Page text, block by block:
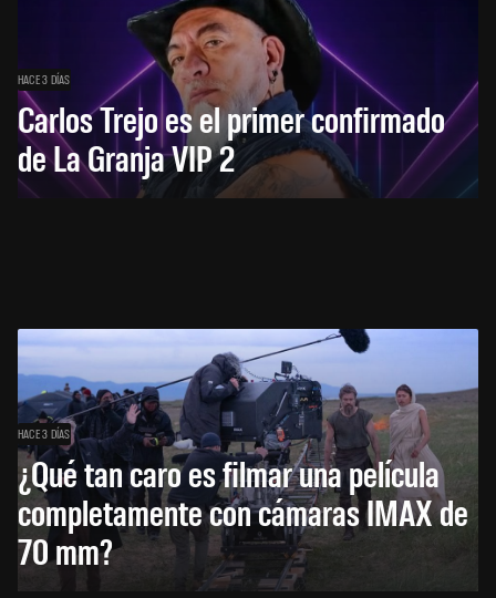
HACE 3 DÍAS
Carlos Trejo es el primer confirmado
de La Granja VIP 2
HACE 3 DÍAS
¿Qué tan caro es filmar una película
completamente con cámaras IMAX de
70 mm?